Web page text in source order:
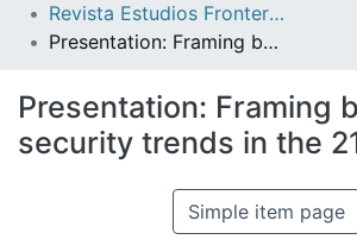
Communities &
Statistics
Revista Estudios Fronterizos
Presentation: Framing border security trends in the 21st century
Presentation: Framing
security trends in the
Simple item page